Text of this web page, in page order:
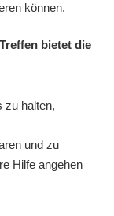
können.
bietet die
zu halten,
und zu
Hilfe angehen